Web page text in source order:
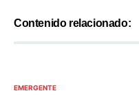
Contenido relacionado:
EMERGENTE